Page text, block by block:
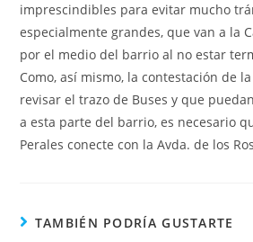
imprescindibles para evitar mucho
especialmente grandes, que van a la
por el medio del barrio al no estar
Como, así mismo, la contestación de
revisar el trazo de Buses y que
a esta parte del barrio, es necesario
Perales conecte con la Avda. de los
TAMBIÉN PODRÍA GUSTARTE